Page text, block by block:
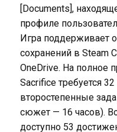
[Documents],
профиле
Игра поддерживает
сохранений в Steam
OneDrive. На полное
Sacrifice требуется
второстепенные
сюжет — 16 часов).
доступно 53